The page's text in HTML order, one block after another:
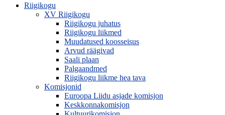
Riigikogu
XV Riigikogu
Riigikogu juhatus
Riigikogu liikmed
Muudatused koosseisus
Arvud räägivad
Saali plaan
Palgaandmed
Riigikogu liikme hea tava
Komisjonid
Euroopa Liidu asjade komisjon
Keskkonnakomisjon